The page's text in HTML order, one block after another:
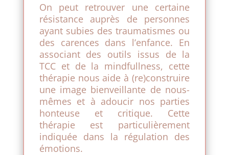
On peut retrouver une certaine
résistance auprès de personnes
ayant subies des traumatismes ou
des carences dans l’enfance. En
associant des outils issus de la
TCC et de la mindfullness, cette
thérapie nous aide à (re)construire
une image bienveillante de nous-
mêmes et à adoucir nos parties
honteuse et critique. Cette
thérapie est particulièrement
indiquée dans la régulation des
émotions.